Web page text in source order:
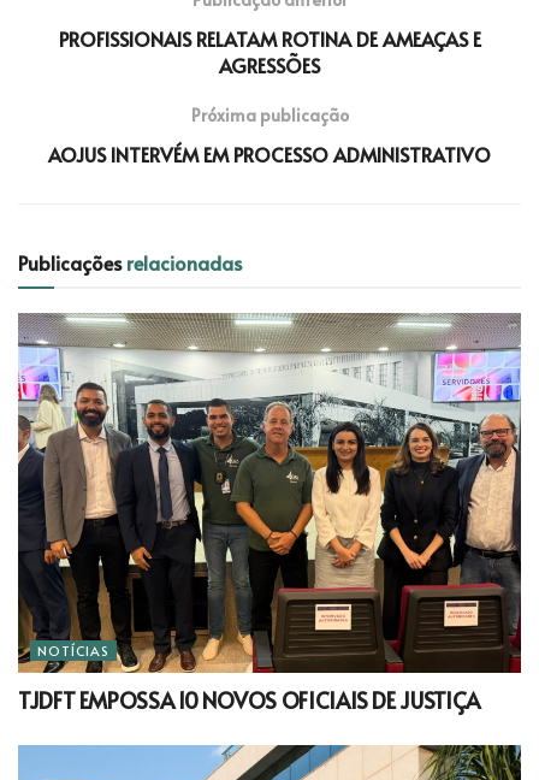
PROFISSIONAIS RELATAM ROTINA DE AMEAÇAS E
AGRESSÕES
Próxima publicação
AOJUS INTERVÉM EM PROCESSO ADMINISTRATIVO
Publicaçõesrelacionadas
NOTÍCIAS
TJDFT EMPOSSA 10 NOVOS OFICIAIS DE JUSTIÇA